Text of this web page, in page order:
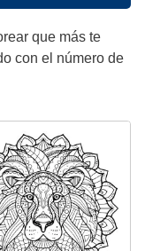
que más te
con el número de